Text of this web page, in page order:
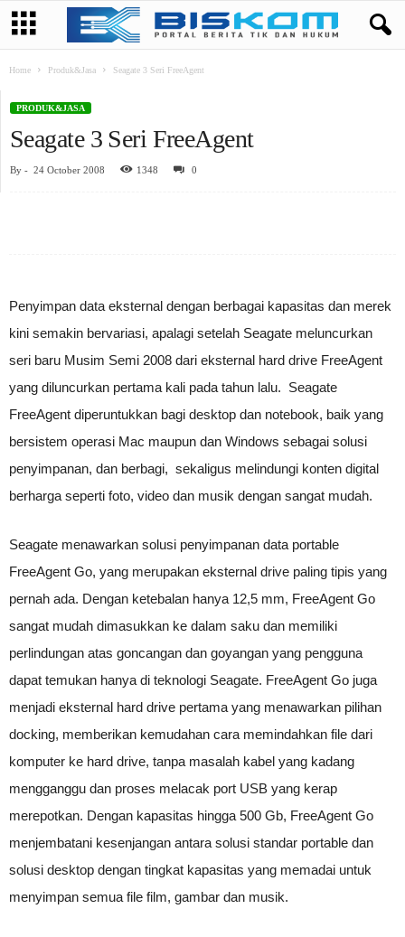
Home Produk&Jasa Seagate 3 Seri FreeAgent
PRODUK&JASA
Seagate 3 Seri FreeAgent
By - 24 October 2008 1348 0
Penyimpan data eksternal dengan berbagai kapasitas dan merek
kini semakin bervariasi, apalagi setelah Seagate meluncurkan
seri baru Musim Semi 2008 dari eksternal hard drive FreeAgent
yang diluncurkan pertama kali pada tahun lalu. Seagate
FreeAgent diperuntukkan bagi desktop dan notebook, baik yang
bersistem operasi Mac maupun dan Windows sebagai solusi
penyimpanan, dan berbagi, sekaligus melindungi konten digital
berharga seperti foto, video dan musik dengan sangat mudah.
Seagate menawarkan solusi penyimpanan data portable
FreeAgent Go, yang merupakan eksternal drive paling tipis yang
pernah ada. Dengan ketebalan hanya 12,5 mm, FreeAgent Go
sangat mudah dimasukkan ke dalam saku dan memiliki
perlindungan atas goncangan dan goyangan yang pengguna
dapat temukan hanya di teknologi Seagate. FreeAgent Go juga
menjadi eksternal hard drive pertama yang menawarkan pilihan
docking, memberikan kemudahan cara memindahkan file dari
komputer ke hard drive, tanpa masalah kabel yang kadang
mengganggu dan proses melacak port USB yang kerap
merepotkan. Dengan kapasitas hingga 500 Gb, FreeAgent Go
menjembatani kesenjangan antara solusi standar portable dan
solusi desktop dengan tingkat kapasitas yang memadai untuk
menyimpan semua file film, gambar dan musik.